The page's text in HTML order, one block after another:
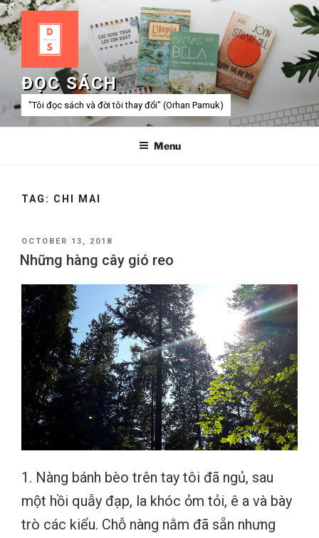
Skip
to
content
ĐỌC SÁCH
"Tôi đọc sách và đời tôi thay đổi" (Orhan Pamuk)
Menu
TAG: CHI MAI
POSTED
ON
OCTOBER 13, 2018
Những hàng cây gió reo
1. Nàng bánh bèo trên tay tôi đã ngủ, sau
một hồi quẫy đạp, la khóc ỏm tỏi, ê a và bày
trò các kiểu. Chỗ nàng nằm đã sẵn nhưng